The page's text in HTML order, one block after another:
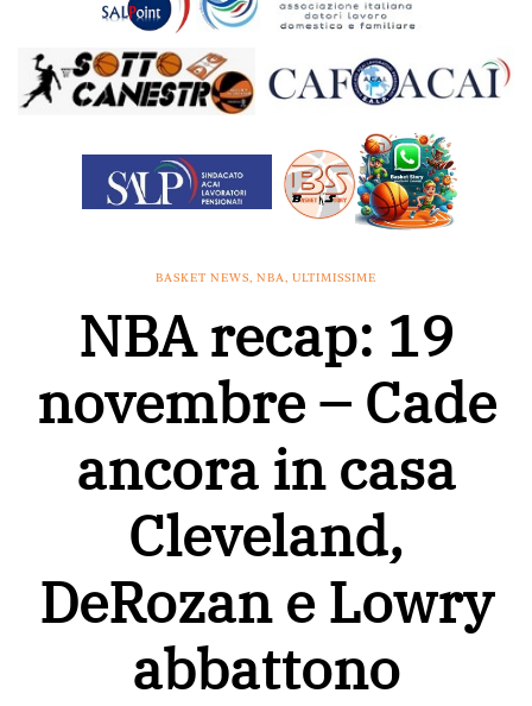
BASKET NEWS, NBA, ULTIMISSIME
NBA recap: 19
novembre – Cade
ancora in casa
Cleveland,
DeRozan e Lowry
abbattono